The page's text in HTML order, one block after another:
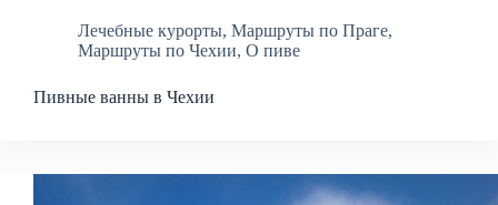
Лечебные курорты, Маршруты по Праге,
Маршруты по Чехии, О пиве
Пивные ванны в Чехии